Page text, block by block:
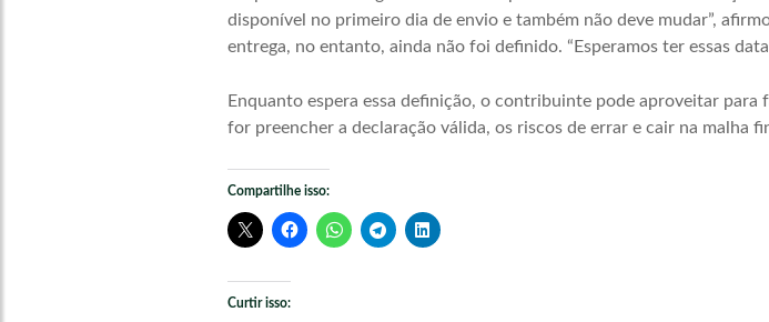
disponível no primeiro dia de envio e também não deve mudar”,
entrega, no entanto, ainda não foi definido. “Esperamos ter essas
Enquanto espera essa definição, o contribuinte pode aproveitar
for preencher a declaração válida, os riscos de errar e cair na malha
Compartilhe isso:
Curtir isso: